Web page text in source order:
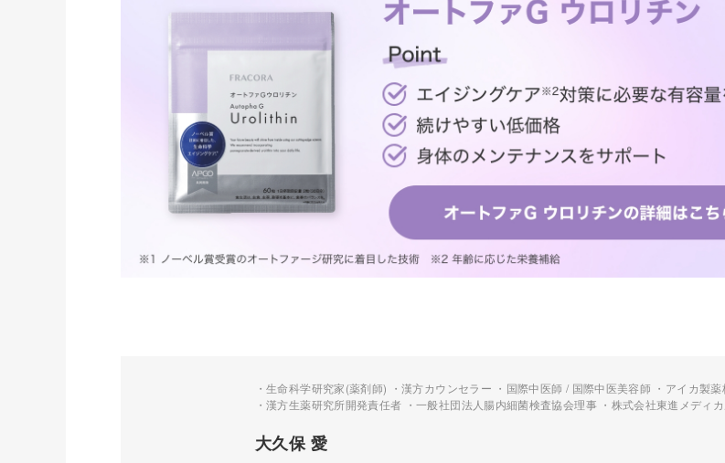
・生命科学研究家(薬剤師) ・漢方カウンセラー ・国際中医師 / 国際中医美容師 ・アイカ製
・漢方生薬研究所開発責任者 ・一般社団法人腸内細菌検査協会理事 ・株式会社東進メディ
大久保 愛